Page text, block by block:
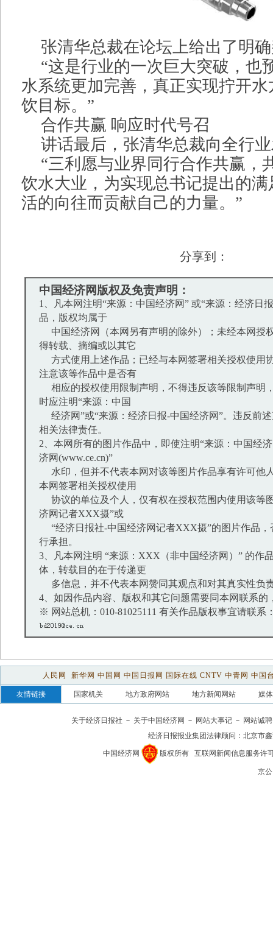
张清华总裁在论坛上给出了明
“这是行业的一次巨大突破，也
水系统更加完善，真正实现拧开
饮目标。”
合作共赢 响应时代号召
讲话最后，张清华总裁向全行
“三利愿与业界同行合作共赢，
饮水大业，为实现总书记提出的
活的向往而贡献自己的力量。”
分享到：
中国经济网版权及免责声明：
1、凡本网注明“来源：中国经济网” 或“来源：经济日
品，版权均属于
中国经济网（本网另有声明的除外）；未经本网授
得转载、摘编或以其它
方式使用上述作品；已经与本网签署相关授权使用
注意该等作品中是否有
相应的授权使用限制声明，不得违反该等限制声明
时应注明“来源：中国
经济网”或“来源：经济日报-中国经济网”。违反前
相关法律责任。
2、本网所有的图片作品中，即使注明“来源：中国经
济网(www.ce.cn)”
水印，但并不代表本网对该等图片作品享有许可他
本网签署相关授权使用
协议的单位及个人，仅有权在授权范围内使用该等
济网记者XXX摄”或
“经济日报社-中国经济网记者XXX摄”的图片作品，
行承担。
3、凡本网注明 “来源：XXX（非中国经济网）” 的作
体，转载目的在于传递更
多信息，并不代表本网赞同其观点和对其真实性负
4、如因作品内容、版权和其它问题需要同本网联系的
※ 网站总机：010-81025111 有关作品版权事宜请联系
人民网 新华网 中国网 中国日报网 国际在线 CNTV 中青网 中国
友情链接 国家机关 地方政府网站 地方新闻网站 媒
关于经济日报社 － 关于中国经济网 － 网站大事记 － 网站诚聘
经济日报报业集团法律顾问： 北京市
中国经济网 版权所有 互联网新闻信息服务许
京